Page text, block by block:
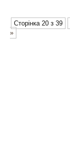
Сторінка 20 з 39
»